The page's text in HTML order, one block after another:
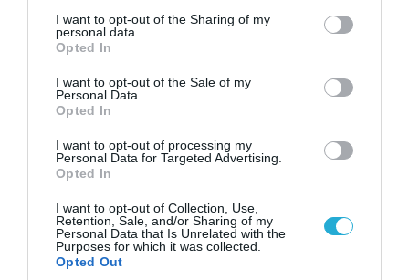
not limited to your visit or usage behaviour. You may click to
grant or deny consent to Google and its third-party tags to
use your data for below specified purposes in below Google
consent section.
I want to opt-out of the Sharing of my
personal data.
Opted In
I want to opt-out of the Sale of my
Personal Data.
Opted In
I want to opt-out of processing my
Personal Data for Targeted Advertising.
Opted In
I want to opt-out of Collection, Use,
Retention, Sale, and/or Sharing of my
Personal Data that Is Unrelated with the
Purposes for which it was collected.
Opted Out
07.08.2026 | 00:02
Τουρκικά οπλισμένα F-16 «συνεπλάκησαν» με